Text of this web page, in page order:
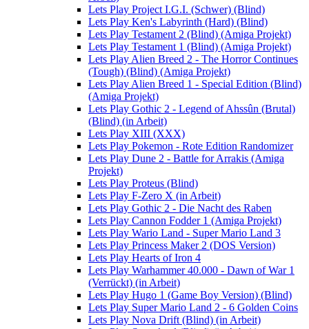
Lets Play Project I.G.I. (Schwer) (Blind)
Lets Play Ken's Labyrinth (Hard) (Blind)
Lets Play Testament 2 (Blind) (Amiga Projekt)
Lets Play Testament 1 (Blind) (Amiga Projekt)
Lets Play Alien Breed 2 - The Horror Continues
(Tough) (Blind) (Amiga Projekt)
Lets Play Alien Breed 1 - Special Edition (Blind)
(Amiga Projekt)
Lets Play Gothic 2 - Legend of Ahssûn (Brutal)
(Blind) (in Arbeit)
Lets Play XIII (XXX)
Lets Play Pokemon - Rote Edition Randomizer
Lets Play Dune 2 - Battle for Arrakis (Amiga
Projekt)
Lets Play Proteus (Blind)
Lets Play F-Zero X (in Arbeit)
Lets Play Gothic 2 - Die Nacht des Raben
Lets Play Cannon Fodder 1 (Amiga Projekt)
Lets Play Wario Land - Super Mario Land 3
Lets Play Princess Maker 2 (DOS Version)
Lets Play Hearts of Iron 4
Lets Play Warhammer 40.000 - Dawn of War 1
(Verrückt) (in Arbeit)
Lets Play Hugo 1 (Game Boy Version) (Blind)
Lets Play Super Mario Land 2 - 6 Golden Coins
Lets Play Nova Drift (Blind) (in Arbeit)